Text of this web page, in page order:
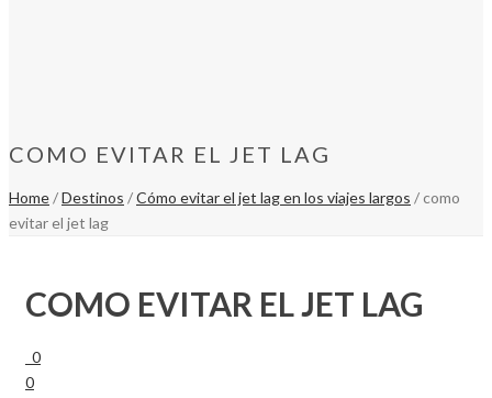
COMO EVITAR EL JET LAG
Home/Destinos /Cómo evitar el jet lag en los viajes largos / como
evitar el jet lag
COMO EVITAR EL JET LAG
0
0